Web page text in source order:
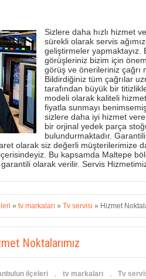
Sizlere daha hızlı hizmet
sürekli olarak servis
geliştirmeler yapmaktayız.
görüşleriniz bizim için
görüş ve önerileriniz çağrı
Bildirdiğiniz tüm çağrılar
tarafından büyük bir
modeli olarak kaliteli
fiyatla sunmayı
sizlere daha iyi hizmet
bir orjinal yedek parça
bulundurmaktadır.
olarak siz değerli müşterilerimize
Bu kapsamda Maltepe
olarak verilir. Servis
» tv markaları » Tv servisi » Hizmet
Noktalarımız
ilçeleri , tv markaları , Tv